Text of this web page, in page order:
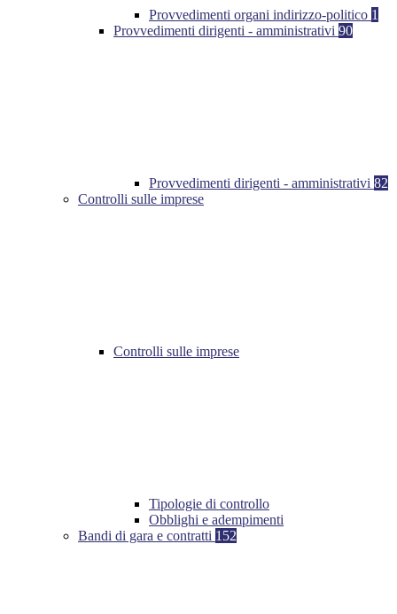
Provvedimenti organi indirizzo-politico 1
Provvedimenti dirigenti - amministrativi 90
Provvedimenti dirigenti - amministrativi 82
Controlli sulle imprese
Controlli sulle imprese
Tipologie di controllo
Obblighi e adempimenti
Bandi di gara e contratti 152